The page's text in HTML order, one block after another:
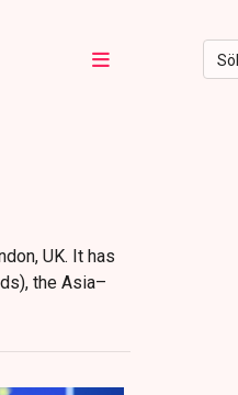
UK. It has
the Asia–